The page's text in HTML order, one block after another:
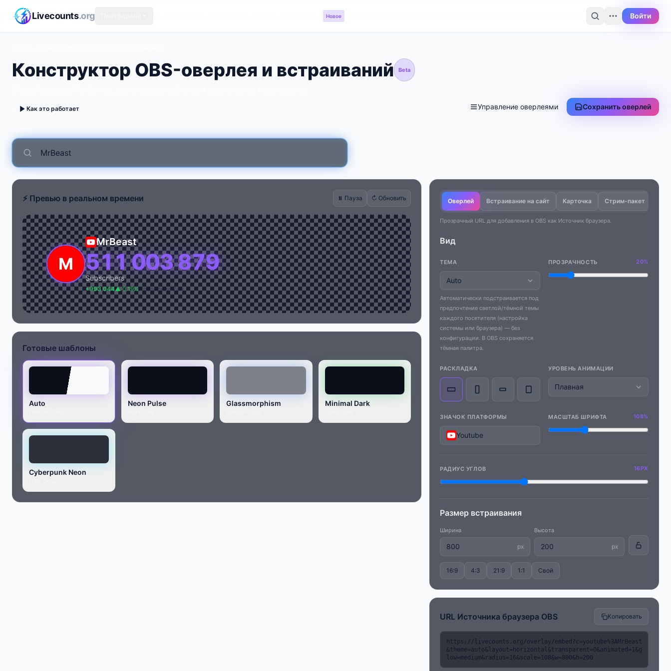
Перейти к основному содержимому
Livecounts.org Новое Войти
Конструктор OBS-оверлея и встраиваний Beta
Как это работает Управление оверлеями Сохранить оверлей
⚡ Превью в реальном времени ⏸ Пауза ↻ Обновить
MrBeast
511 003 879
Subscribers
+993 044▲ 0.19%Последние 24ч
Готовые шаблоны
Auto Neon Pulse Glassmorphism Minimal Dark
Cyberpunk Neon
Оверлей Встраивание на сайт Карточка Стрим-пакет
Прозрачный URL для добавления в OBS как Источник браузера.
Вид
ТЕМА
Автоматически подстраивается под
предпочтение светлой/тёмной темы
каждого посетителя (настройка
системы или браузера) — без
конфигурации. В OBS сохраняется
тёмная палитра.
ПРОЗРАЧНОСТЬ 20%
РАСКЛАДКА УРОВЕНЬ АНИМАЦИИ
ЗНАЧОК ПЛАТФОРМЫ
Youtube
МАСШТАБ ШРИФТА 108%
РАДИУС УГЛОВ 16PX
Размер встраивания
Ширина
px
Высота
px
16:9 4:3 21:9 1:1 Свой
URL Источника браузера OBS Копировать
https://livecounts.org/overlay/embed?c=youtube%3AMrBeast
&theme=auto&layout=horizontal&transparent=0&animated=1&g
low=medium&radius=16&scale=108&w=800&h=200